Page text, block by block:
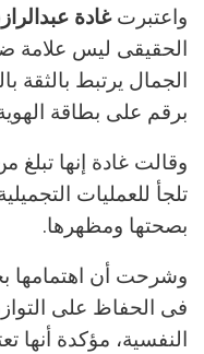
واعتبرت غادة
الحقيقى ليس علامة
الجمال يرتبط
برقم على بطاقة
تلجأ للعمليات
بصحتها ومظهرها.
وشرحت أن اهتمامها
فى الحفاظ على
النفسية، مؤكدة أنها